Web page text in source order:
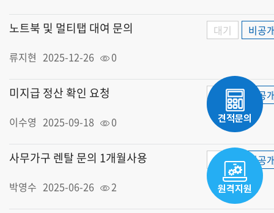
노트북 및 멀티탭 대여 문의 대기
비공
류지현 2025-12-26 0
미지급 정산 확인 요청 대기
비공
이수영 2025-09-18 0
사무가구 렌탈 문의 1개월사용 대기
비공
박영수 2025-06-26 2
견적문의
원격지원